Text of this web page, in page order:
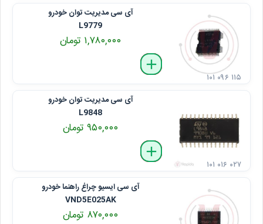
آی سی مدیریت توان خودرو
L9779
۱,۷۸۰,۰۰۰ تومان
delete
remove
add
۱۰۱ ۰۹۶ ۱۱۵
آی سی مدیریت توان خودرو
L9848
۹۵۰,۰۰۰ تومان
delete
remove
add
۱۰۱ ۰۱۶ ۰۲۷
آی‌ سی ایسیو چراغ راهنما خودرو
VND5E025AK
۸۷۰,۰۰۰ تومان